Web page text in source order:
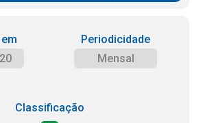
Periodicidade
Mensal
Classificação